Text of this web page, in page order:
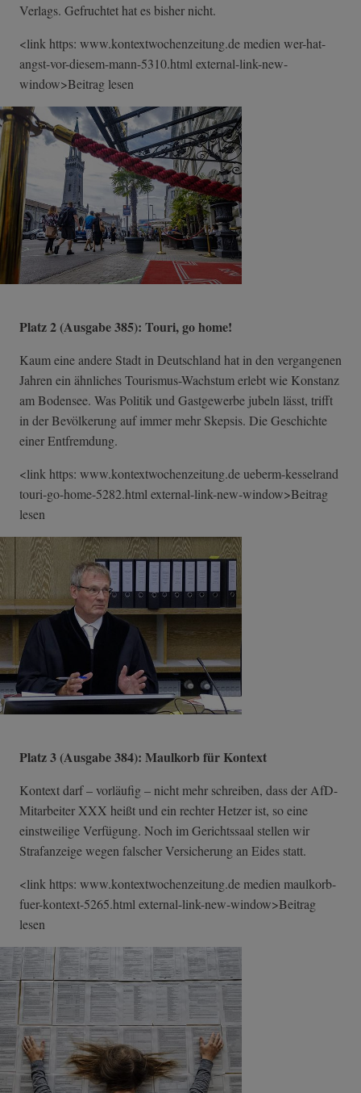
Verlags. Gefruchtet hat es bisher nicht.
<link https: www.kontextwochenzeitung.de medien wer-hat-
angst-v­or-diesem-mann-­5310.html external-link-n­ew-
window>Beitr­ag lesen
Platz 2 (Ausgabe 385): Touri, go home!
Kaum eine andere Stadt in Deutschland hat in den vergangenen
Jahren ein ähnliches Tourismus-Wachstum erlebt wie Konstanz
am Bodensee. Was Politik und Gastgewerbe jubeln lässt, trifft
in der Bevölkerung auf immer mehr Skepsis. Die Geschichte
einer Entfremdung.
<link https: www.kontextwochenzeitung.de ueberm-kesselrand
touri-go-home-5282.html external-link-n­ew-window>Beitr­ag
lesen
Platz 3 (Ausgabe 384): Maulkorb für Kontext
Kontext darf – vorläufig – nicht mehr schreiben, dass der AfD-
Mitarbeiter XXX heißt und ein rechter Hetzer ist, so eine
einstweilige Verfügung. Noch im Gerichtssaal stellen wir
Strafanzeige wegen falscher Versicherung an Eides statt.
<link https: www.kontextwochenzeitung.de medien maulkorb-
fuer-k­ontext-5265.htm­l external-link-n­ew-window>Beitr­ag
lesen